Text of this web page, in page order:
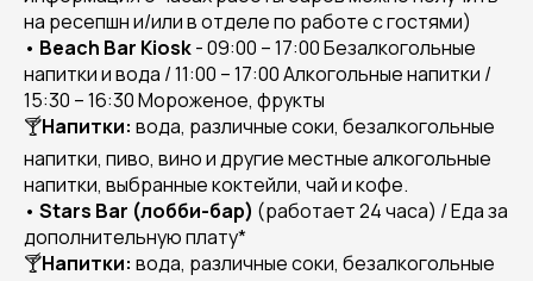
на ресепшн и/или в отделе по работе с гостями)
• Beach Bar Kiosk- 09:00 – 17:00 Безалкогольные
напитки и вода / 11:00 – 17:00 Алкогольные напитки /
15:30 – 16:30 Мороженое, фрукты
🍸Напитки: вода, различные соки, безалкогольные
напитки, пиво, вино и другие местные алкогольные
напитки, выбранные коктейли, чай и кофе.
• Stars Bar (лобби-бар) (работает 24 часа) /Еда за
дополнительную плату*
🍸Напитки: вода, различные соки, безалкогольные